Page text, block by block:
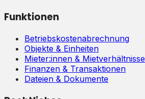
Funktionen
Betriebskostenabrechnung
Objekte & Einheiten
Mieter:innen & Mietverhältnisse
Finanzen & Transaktionen
Dateien & Dokumente